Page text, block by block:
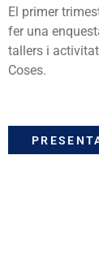
El primer
fer una
tallers i
Coses.